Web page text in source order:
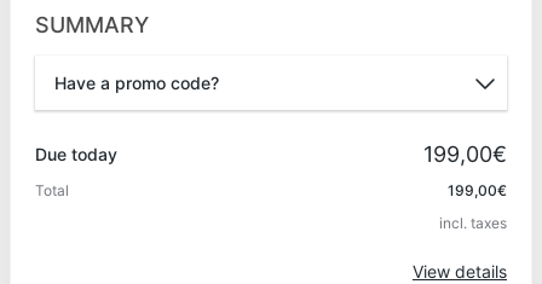
SUMMARY
Have a promo code?
Due today 199,00€
Total
199,00€
incl. taxes
View details